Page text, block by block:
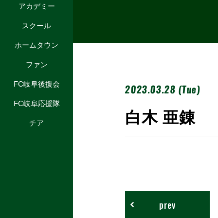
アカデミー
スクール
ホームタウン
ファン
FC岐阜後援会
FC岐阜応援隊
チア
2023.03.28 (Tue)
白木 亜錬
prev